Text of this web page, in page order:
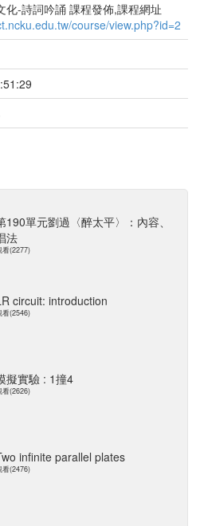
化-詩詞吟誦 課程發佈,課程網址
course/view.php?id=2
190單元劉過〈醉太平〉：內容、
法
看(2277)
circuit: introduction
看(2546)
擬實驗 : 1撞4
看(2626)
infinite parallel plates
看(2476)